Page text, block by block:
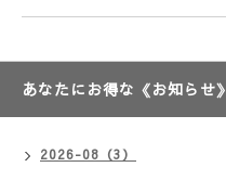
あなたにお得な《お知らせ》
2026-08（3）